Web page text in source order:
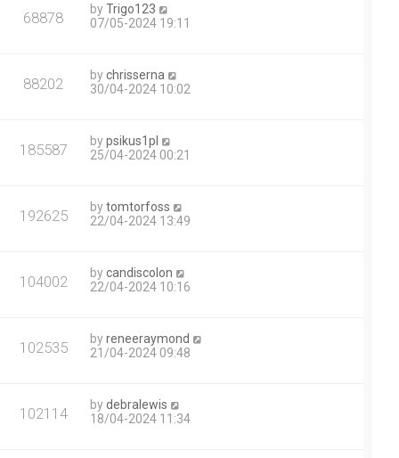
68878 byTrigo123
07/05-2024 19:11
88202 bychrisserna
30/04-2024 10:02
185587 bypsikus1pl
25/04-2024 00:21
192625 bytomtorfoss
22/04-2024 13:49
104002 bycandiscolon
22/04-2024 10:16
102535 byreneeraymond
21/04-2024 09:48
102114 bydebralewis
18/04-2024 11:34